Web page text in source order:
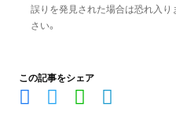
誤りを発見された場合は恐れ入り
さい。
この記事をシェア